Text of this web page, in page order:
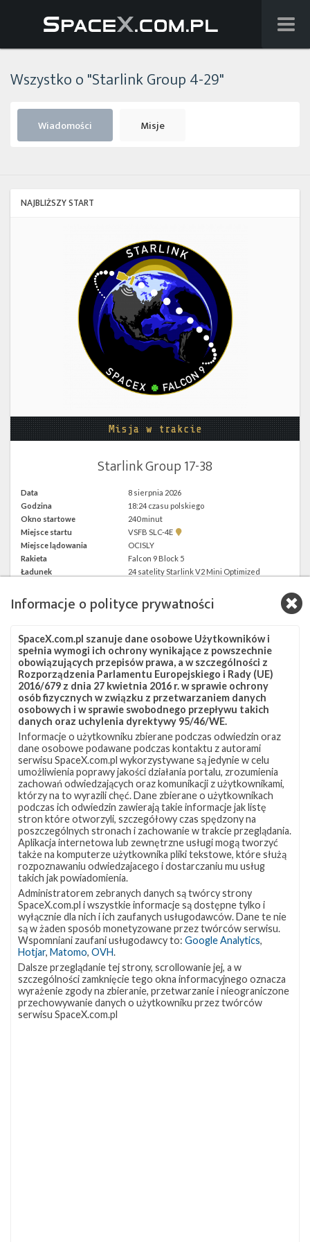
Starlink
Facebook
Kalendarze
Wszystko o "Starlink Group 4-29"
Wiadomości Misje
NAJBLIŻSZY START
Misja w trakcie
Starlink Group 17-38
Data
8 sierpnia 2026
Godzina
18:24 czasu polskiego
Okno startowe
240 minut
Miejsce startu
VSFB SLC-4E
Pokaż
SLC-
4E w
Google
Miejsce lądowania
OCISLY
Rakieta
Falcon 9 Block 5
Ładunek
24 satelity Starlink V2 Mini Optimized
Z NASZEGO TWITTERA
Śledź nas na Twitterze
OSTATNIO POPULARNE
NAJPOPULARNIEJSZE TEMATY
Falcon 9 1047 Starlink 562 SLC-40 522
OCISLY 337 LC-39A 292 SLC-4E 284
NASA Lądowanie JRTI 214
ASOG Dragon 2 145 Osłony ładunku
Starship 107 Landing Zone 1
Informacje o polityce prywatności
SpaceX.com.pl szanuje dane osobowe Użytkowników i
spełnia wymogi ich ochrony wynikające z powszechnie
obowiązujących przepisów prawa, a w szczególności z
Rozporządzenia Parlamentu Europejskiego i Rady (UE)
2016/679 z dnia 27 kwietnia 2016 r. w sprawie ochrony
osób fizycznych w związku z przetwarzaniem danych
osobowych i w sprawie swobodnego przepływu takich
danych oraz uchylenia dyrektywy 95/46/WE.
Informacje o użytkowniku zbierane podczas odwiedzin oraz
dane osobowe podawane podczas kontaktu z autorami
serwisu SpaceX.com.pl wykorzystywane są jedynie w celu
umożliwienia poprawy jakości działania portalu, zrozumienia
zachowań odwiedzających oraz komunikacji z użytkownikami,
którzy na to wyrazili chęć. Dane zbierane o użytkownikach
podczas ich odwiedzin zawierają takie informacje jak listę
stron które otworzyli, szczegółowy czas spędzony na
poszczególnych stronach i zachowanie w trakcie przeglądania.
Aplikacja internetowa lub zewnętrzne usługi mogą tworzyć
także na komputerze użytkownika pliki tekstowe, które służą
rozpoznawaniu odwiedzajacego i dostarczaniu mu usług
takich jak powiadomienia.
Administratorem zebranych danych są twórcy strony
SpaceX.com.pl i wszystkie informacje są dostępne tylko i
wyłącznie dla nich i ich zaufanych usługodawców. Dane te nie
są w żaden sposób monetyzowane przez twórców serwisu.
Wspomniani zaufani usługodawcy to: Google Analytics,
Hotjar, Matomo, OVH.
Dalsze przeglądanie tej strony, scrollowanie jej, a w
szczególności zamknięcie tego okna informacyjnego oznacza
wyrażenie zgody na zbieranie, przetwarzanie i nieograniczone
przechowywanie danych o użytkowniku przez twórców
serwisu SpaceX.com.pl